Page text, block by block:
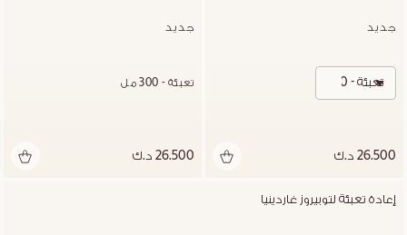
جديد
تعبئة - 300 مل
26.500 د.ك
جديد
تعبئة - 300 مل
26.500 د.ك
إعادة تعبئة لتوبيروز غاردينيا